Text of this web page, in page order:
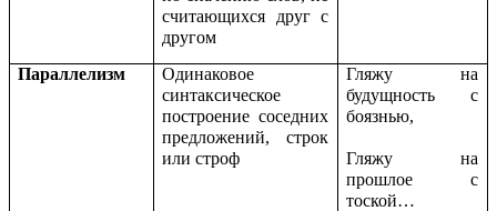
считающихся друг с
другом
Параллелизм
Одинаковое
синтаксическое
построение соседних
предложений, строк
или строф
Гляжу на
будущность с
боязнью,
Гляжу на
прошлое с
тоской…